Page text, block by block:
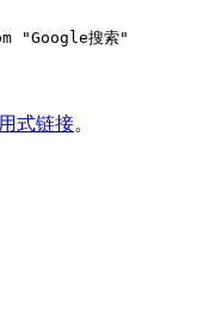
"Google搜索"
式链接。